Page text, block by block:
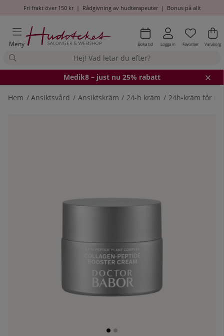
Fri frakt över 150 kr| Rådgivning av hudterapeuter| Bonus på allt
Meny Boka tid Logga in Antal i
.
Favoriter .
Varukorg
Medik8 – just nu 25% rabatt
Hem Ansiktsvård Ansiktskräm 24-h kräm 24h-kräm för